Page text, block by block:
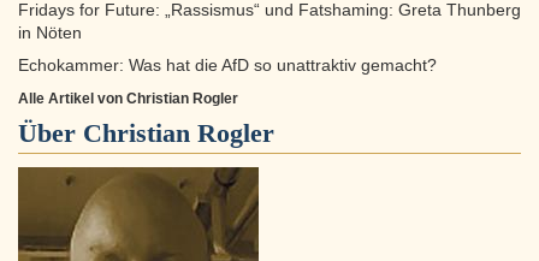
Fridays for Future: „Rassismus“ und Fatshaming: Greta Thunberg
in Nöten
Echokammer: Was hat die AfD so unattraktiv gemacht?
Alle Artikel von Christian Rogler
Über Christian Rogler